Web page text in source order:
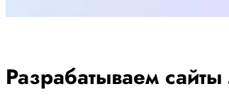
Разрабатываем